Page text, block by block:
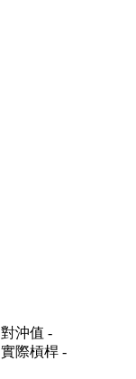
對沖值 -
實際槓桿 -